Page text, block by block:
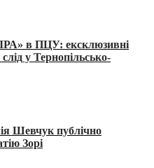
в ПЦУ: ексклюзивні
у Тернопільсько-
Шевчук публічно
Зорі